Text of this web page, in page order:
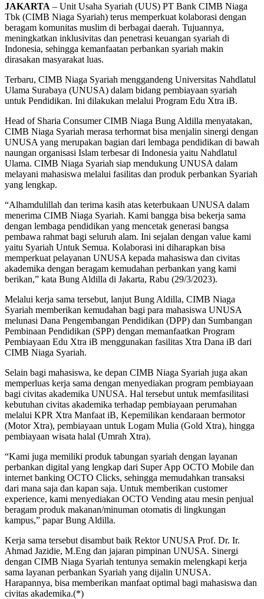
JAKARTA – Unit Usaha Syariah (UUS) PT Bank CIMB Niaga
Tbk (CIMB Niaga Syariah) terus memperkuat kolaborasi dengan
beragam komunitas muslim di berbagai daerah. Tujuannya,
meningkatkan inklusivitas dan penetrasi keuangan syariah di
Indonesia, sehingga kemanfaatan perbankan syariah makin
dirasakan masyarakat luas.
Terbaru, CIMB Niaga Syariah menggandeng Universitas Nahdlatul
Ulama Surabaya (UNUSA) dalam bidang pembiayaan syariah
untuk Pendidikan. Ini dilakukan melalui Program Edu Xtra iB.
Head of Sharia Consumer CIMB Niaga Bung Aldilla menyatakan,
CIMB Niaga Syariah merasa terhormat bisa menjalin sinergi dengan
UNUSA yang merupakan bagian dari lembaga pendidikan di bawah
naungan organisasi Islam terbesar di Indonesia yaitu Nahdlatul
Ulama. CIMB Niaga Syariah siap mendukung UNUSA dalam
melayani mahasiswa melalui fasilitas dan produk perbankan Syariah
yang lengkap.
“Alhamdulillah dan terima kasih atas keterbukaan UNUSA dalam
menerima CIMB Niaga Syariah. Kami bangga bisa bekerja sama
dengan lembaga pendidikan yang mencetak generasi bangsa
pembawa rahmat bagi seluruh alam. Ini sejalan dengan value kami
yaitu Syariah Untuk Semua. Kolaborasi ini diharapkan bisa
memperkuat pelayanan UNUSA kepada mahasiswa dan civitas
akademika dengan beragam kemudahan perbankan yang kami
berikan,” kata Bung Aldilla di Jakarta, Rabu (29/3/2023).
Melalui kerja sama tersebut, lanjut Bung Aldilla, CIMB Niaga
Syariah memberikan kemudahan bagi para mahasiswa UNUSA
melunasi Dana Pengembangan Pendidikan (DPP) dan Sumbangan
Pembinaan Pendidikan (SPP) dengan memanfaatkan Program
Pembiayaan Edu Xtra iB menggunakan fasilitas Xtra Dana iB dari
CIMB Niaga Syariah.
Selain bagi mahasiswa, ke depan CIMB Niaga Syariah juga akan
memperluas kerja sama dengan menyediakan program pembiayaan
bagi civitas akademika UNUSA. Hal tersebut untuk memfasilitasi
kebutuhan civitas akademika terhadap pembiayaan perumahan
melalui KPR Xtra Manfaat iB, Kepemilikan kendaraan bermotor
(Motor Xtra), pembiayaan untuk Logam Mulia (Gold Xtra), hingga
pembiayaan wisata halal (Umrah Xtra).
“Kami juga memiliki produk tabungan syariah dengan layanan
perbankan digital yang lengkap dari Super App OCTO Mobile dan
internet banking OCTO Clicks, sehingga memudahkan transaksi
dari mana saja dan kapan saja. Untuk memberikan customer
experience, kami menyediakan OCTO Vending atau mesin penjual
beragam produk makanan/minuman otomatis di lingkungan
kampus,” papar Bung Aldilla.
Kerja sama tersebut disambut baik Rektor UNUSA Prof. Dr. Ir.
Ahmad Jazidie, M.Eng dan jajaran pimpinan UNUSA. Sinergi
dengan CIMB Niaga Syariah tentunya semakin melengkapi kerja
sama layanan perbankan Syariah yang dijalin UNUSA.
Harapannya, bisa memberikan manfaat optimal bagi mahasiswa dan
civitas akademika.(*)